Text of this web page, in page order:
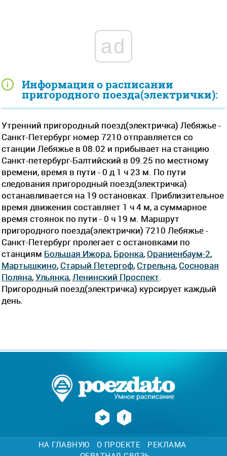
Информация о расписании
пригородного поезда(электрички):
Утренний пригородный поезд(электричка) Лебяжье -
Санкт-Петербург номер 7210 отправляется со
станции Лебяжье в 08.02 и прибывает на станцию
Санкт-петербург-Балтийский в 09.25 по местному
времени, время в пути - 0 д 1 ч 23 м. По пути
следования пригородный поезд(электричка)
останавливается на 19 остановках. Приблизительное
время движения составляет 1 ч 4 м, а суммарное
время стоянок по пути - 0 ч 19 м. Маршрут
пригородного поезда(электрички) 7210 Лебяжье -
Санкт-Петербург пролегает c остановками по
станциям Большая Ижора, Бронка,Ораниенбаум-2,
Мартышкино, Старый Петергоф, Стрельна, Сосновая
Поляна,Ульянка, Ленинский Проспект
Пригородный поезд(электричка) курсирует каждый
день.
ad
НА ГЛАВНУЮ О ПРОЕКТЕ
РЕКЛАМА